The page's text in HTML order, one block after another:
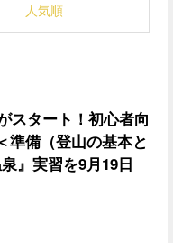
人気順
スタート！初心者向
準備（登山の基本と
』実習を9月19日